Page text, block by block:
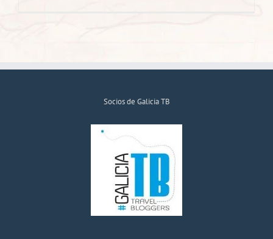
Socios de Galicia TB